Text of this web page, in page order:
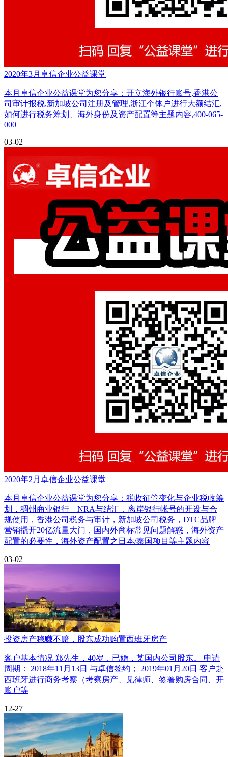
2020年3月卓信企业公益课堂
本月卓信企业公益课堂为您分享：开立海外银行账号,香港公
司审计报税,新加坡公司注册及管理,浙江个体户进行大额结汇,
如何进行税务筹划、海外身份及资产配置等主题内容,400-065-
000
03-02
2020年2月卓信企业公益课堂
本月卓信企业公益课堂为您分享：税收征管变化与企业税收筹
划，稠州商业银行—NRA与结汇，离岸银行帐号的开设与合
规使用，香港公司税务与审计，新加坡公司税务，DTC品牌
营销撬开20亿流量大门，国内外商标常见问题解惑，海外资产
配置的必要性，海外资产配置之日本/泰国项目等主题内容
03-02
投资房产稳赚不赔，股东成功购置西班牙房产
客户基本情况 郑先生，40岁，已婚，某国内公司股东。 申请
周期： 2018年11月13日 与卓信签约； 2019年01月20日 客户赴
西班牙进行商务考察（考察房产、见律师、签署购房合同、开
账户等
12-27